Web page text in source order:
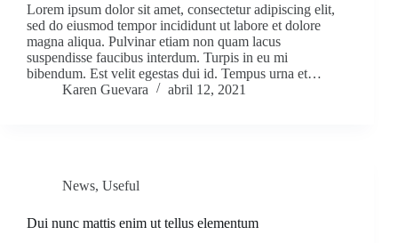
Lorem ipsum dolor sit amet, consectetur adipiscing elit,
sed do eiusmod tempor incididunt ut labore et dolore
magna aliqua. Pulvinar etiam non quam lacus
suspendisse faucibus interdum. Turpis in eu mi
bibendum. Est velit egestas dui id. Tempus urna et…
Karen Guevara
abril 12, 2021
News, Useful
Dui nunc mattis enim ut tellus elementum